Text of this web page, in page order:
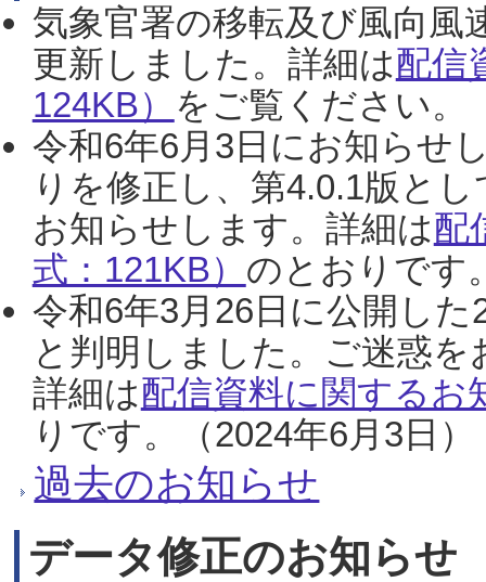
気象官署の移転及び風向風
更新しました。詳細は配信
124KB） をご覧ください。
令和6年6月3日にお知らせ
りを修正し、第4.0.1版と
お知らせします。詳細は配
式：121KB） のとおりです
令和6年3月26日に公開し
と判明しました。ご迷惑
詳細は配信資料に関するお
りです。（2024年6月3日）
過去のお知らせ
データ修正のお知らせ